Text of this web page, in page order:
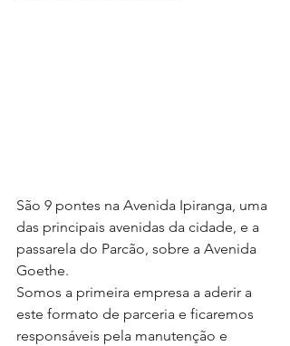
São 9 pontes na Avenida Ipiranga, uma
das principais avenidas da cidade, e a
passarela do Parcão, sobre a Avenida
Goethe.
Somos a primeira empresa a aderir a
este formato de parceria e ficaremos
responsáveis pela manutenção e